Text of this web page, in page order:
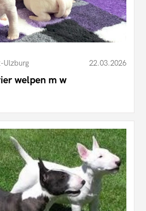
Ulzburg 22.03.2026
welpen m w